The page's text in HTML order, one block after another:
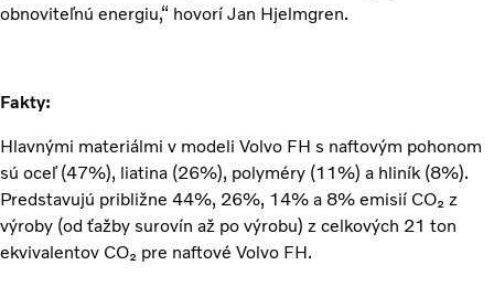
obnoviteľnú energiu,“ hovorí Jan Hjelmgren.
Fakty:
Hlavnými materiálmi v modeli Volvo FH s naftovým pohonom
sú oceľ (47%), liatina (26%), polyméry (11%) a hliník (8%).
Predstavujú približne 44%, 26%, 14% a 8% emisií CO₂ z
výroby (od ťažby surovín až po výrobu) z celkových 21 ton
ekvivalentov CO₂ pre naftové Volvo FH.